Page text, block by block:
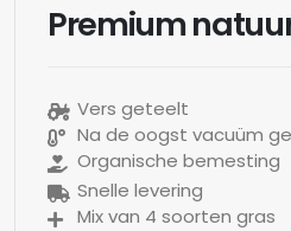
Premium
Vers geteelt
Na de oogst vacuüm
Organische bemesting
Snelle levering
Mix van 4 soorten gras